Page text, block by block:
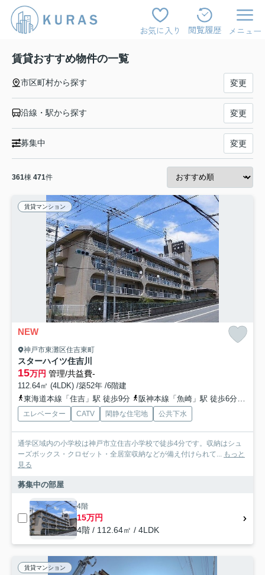
お気に入り 閲覧履歴 メニュー
賃貸おすすめ物件の一覧
市区町村から探す 変更
沿線・駅から探す 変更
募集中 変更
361棟 471件
賃貸マンション
NEW
神戸市東灘区住吉東町
スターハイツ住吉川
15万円 管理/共益費-
112.64㎡ (4LDK) /築52年 /6階建
東海道本線「住吉」駅 徒歩9分
阪神本線「魚崎」駅 徒歩6分
エレベーター CATV 閑静な住宅地 公共下水
通学区域内の小学校は神戸市立住吉小学校で徒歩4分です。収納はシュ
ーズボックス・クロゼット・全居室収納などが備え付けられて...
もっと
見る
募集中の部屋
4階
15万円
4階 / 112.64㎡ / 4LDK
賃貸マンション